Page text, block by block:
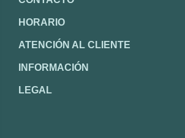
HORARIO
ATENCIÓN AL CLIENTE
INFORMACIÓN
LEGAL